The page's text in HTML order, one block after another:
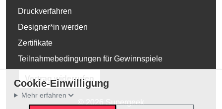
Druckverfahren
Designer*in werden
Zertifikate
Teilnahmebedingungen für Gewinnspiele
Vertrag widerrufen
Cookie-Einwilligung
Mehr erfahren